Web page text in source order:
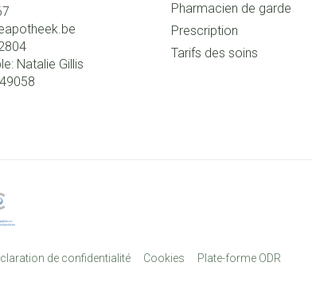
Natalie Gillis
Pharmacien de garde
Prescription
Tarifs des soins
de confidentialité Cookies Plate-forme ODR